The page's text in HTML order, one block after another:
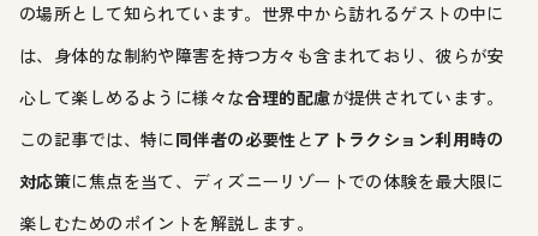
の場所として知られています。世界中から訪れるゲストの中に
は、身体的な制約や障害を持つ方々も含まれており、彼らが安
心して楽しめるように様々な合理的配慮が提供されています。
この記事では、特に同伴者の必要性とアトラクション利用時の
対応策に焦点を当て、ディズニーリゾートでの体験を最大限に
楽しむためのポイントを解説します。